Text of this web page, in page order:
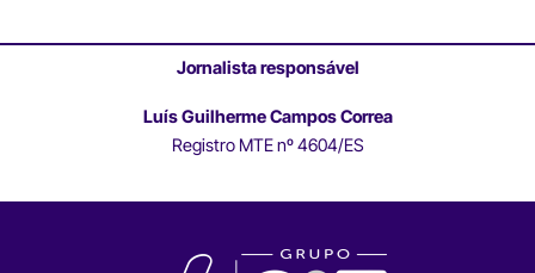
Jornalista responsável
Luís Guilherme Campos Correa
Registro MTE nº 4604/ES